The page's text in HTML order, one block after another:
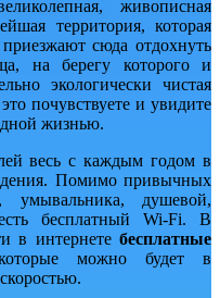
живописная
территория, которая
сюда отдохнуть
на берегу которого и
экологически чистая
почувствуете и увидите
жизнью.
весь с каждым годом в
Помимо привычных
душевой,
бесплатный Wi-Fi. В
в интернете бесплатные
можно будет в